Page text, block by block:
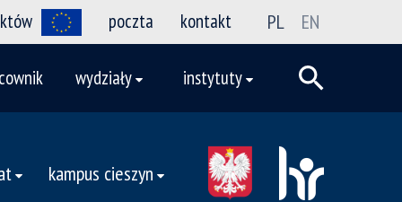
poczta kontakt PL EN
wydziały instytuty
kampus cieszyn